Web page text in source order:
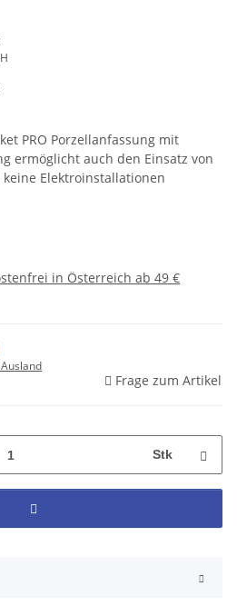
PRO Porzellanfassung mit
ermöglicht auch den Einsatz von
keine Elektroinstallationen
in Österreich ab 49 €
Frage zum Artikel
Stk